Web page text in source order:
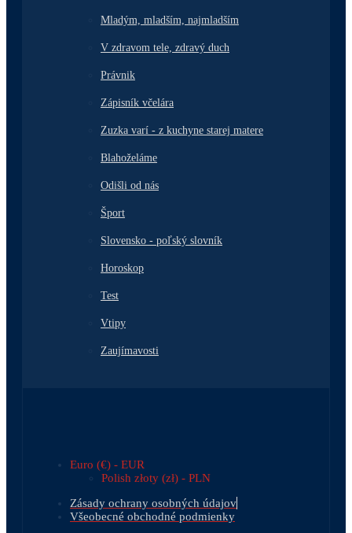
Mladým, mladším, najmladším
V zdravom tele, zdravý duch
Právnik
Zápisník včelára
Zuzka varí - z kuchyne starej matere
Blahoželáme
Odišli od nás
Šport
Slovensko - poľský slovník
Horoskop
Test
Vtipy
Zaujímavosti
Euro (€) - EUR
Polish złoty (zł) - PLN
Zásady ochrany osobných údajov
Všeobecné obchodné podmienky